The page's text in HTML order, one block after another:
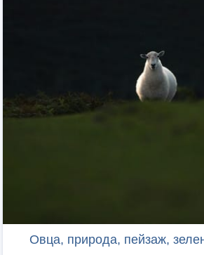
Овца, природа, пейзаж,